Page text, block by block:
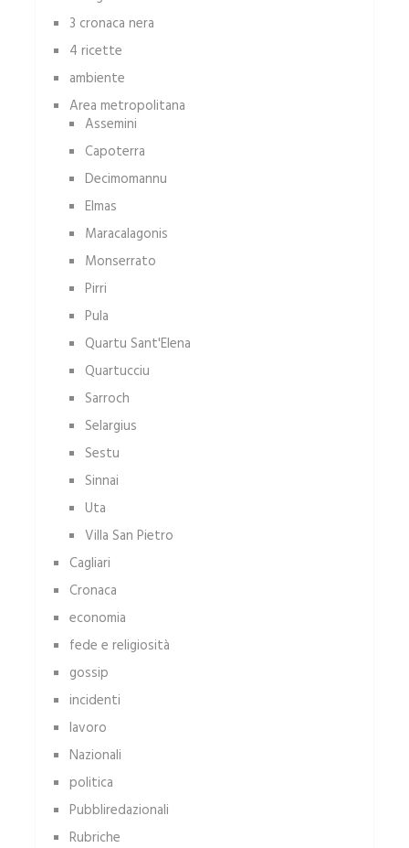
3 cronaca nera
4 ricette
ambiente
Area metropolitana
Assemini
Capoterra
Decimomannu
Elmas
Maracalagonis
Monserrato
Pirri
Pula
Quartu Sant'Elena
Quartucciu
Sarroch
Selargius
Sestu
Sinnai
Uta
Villa San Pietro
Cagliari
Cronaca
economia
fede e religiosità
gossip
incidenti
lavoro
Nazionali
politica
Pubbliredazionali
Rubriche